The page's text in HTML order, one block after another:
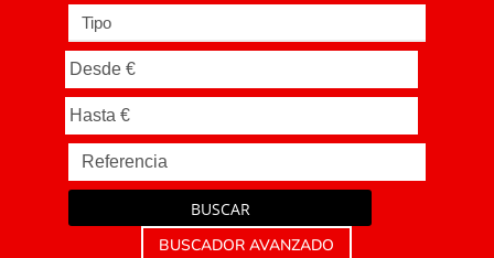
Tipo
BUSCAR
BUSCADOR AVANZADO